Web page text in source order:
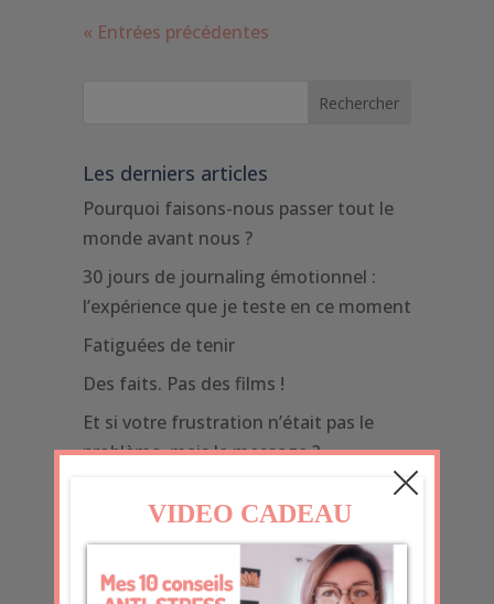
« Entrées précédentes
Les derniers articles
Pourquoi faisons-nous passer tout le
monde avant nous ?
30 jours de journaling émotionnel :
l’expérience que je teste en ce moment
Fatiguées de tenir
Des faits. Pas des films !
Et si votre frustration n’était pas le
problème, mais le message ?
gratitude, adaptation et déclic
inattendu
Quand le monde pèse trop :